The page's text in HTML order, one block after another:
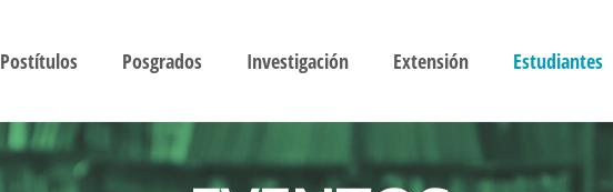
Postítulos Posgrados Investigación Extensión Estudiantes